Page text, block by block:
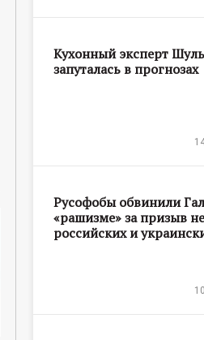
Кухонный эксперт
запуталась в прогнозах
Русофобы обвинили
«рашизме» за призыв
российских и